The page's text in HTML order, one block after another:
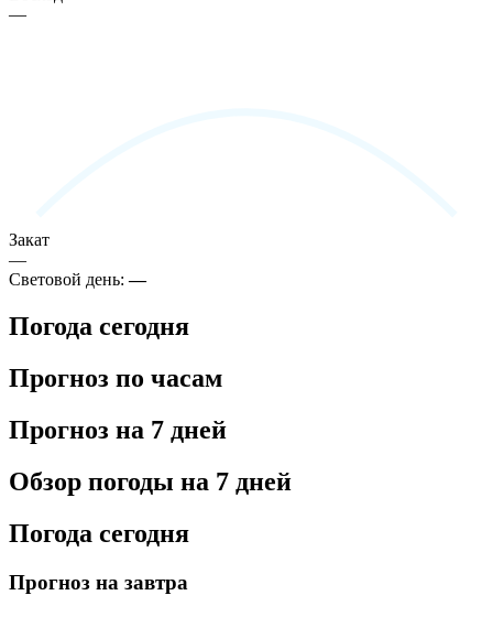
—
Закат
—
Световой день:—
Погода сегодня
Прогноз по часам
Прогноз на 7 дней
Обзор погоды на 7 дней
Погода сегодня
Прогноз на завтра